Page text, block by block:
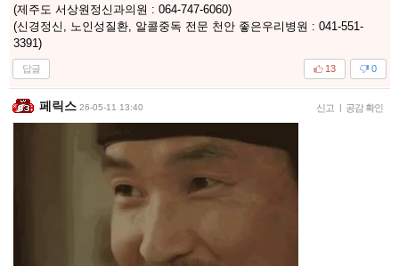
(제주도 서상원정신과의원 : 064-747-6060)
(신경정신, 노인성질환, 알콜중독 전문 천안 좋은우리병원 : 041-551-
3391)
답글 0
13
페릭스 26-05-11 13:40 신고 | 공감 확인